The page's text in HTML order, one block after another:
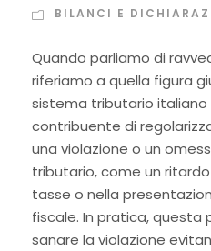
BILANCI E
Quando parliamo di
riferiamo a quella figura
sistema tributario
contribuente di
una violazione o un
tributario, come un
tasse o nella
fiscale. In pratica, questa
sanare la violazione